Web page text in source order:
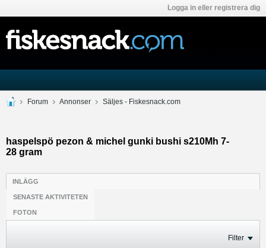
Logga in eller registrera dig
Forum Annonser Säljes - Fiskesnack.com
haspelspö pezon & michel gunki bushi s210Mh 7-
28 gram
INLÄGG
SENASTE AKTIVITETEN
FOTON
Filter